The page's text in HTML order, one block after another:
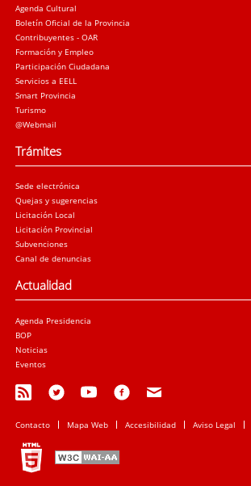
Agenda Cultural
Boletín Oficial de la Provincia
Contribuyentes - OAR
Formación y Empleo
Participación Ciudadana
Servicios a EELL
Smart Provincia
Turismo
@Webmail
Trámites
Sede electrónica
Quejas y sugerencias
Licitación Local
Licitación Provincial
Subvenciones
Canal de denuncias
Actualidad
Agenda Presidencia
BOP
Noticias
Eventos
Contacto Mapa Web Accesibilidad Aviso Legal